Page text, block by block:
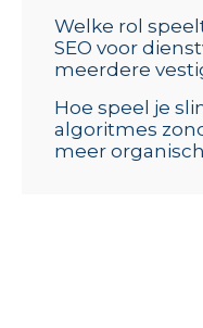
Welke rol
SEO voor
meerdere
Hoe speel je
algoritmes
meer